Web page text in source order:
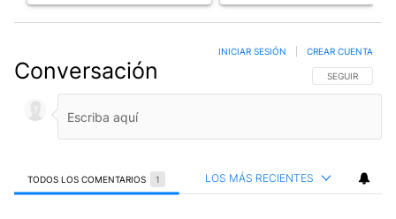
Conversación SIGA ESTA
SEGUIR
INICIAR SESIÓN CREAR CUENTA
TODOS LOS COMENTARIOS 1 LOS MÁS RECIENTES